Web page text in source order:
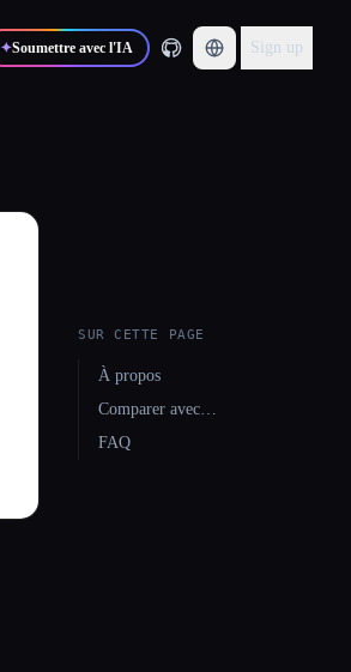
✦Soumettre avec l'IA Sign up
SUR CETTE PAGE
À propos
Comparer avec…
FAQ